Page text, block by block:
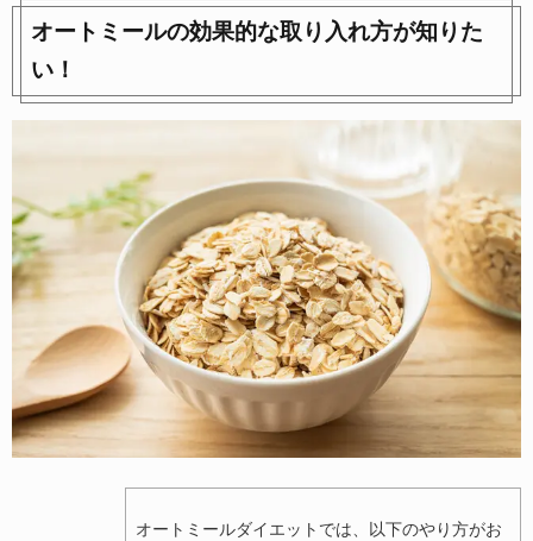
オートミールの効果的な取り入れ方が知りた
い！
オートミールダイエットでは、以下のやり方がお